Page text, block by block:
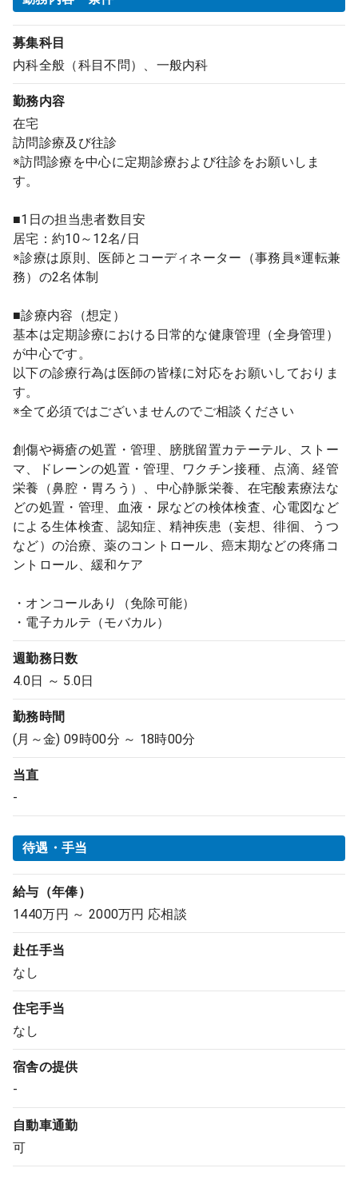
募集科目
内科全般（科目不問）、一般内科
勤務内容
在宅
訪問診療及び往診
※訪問診療を中心に定期診療および往診をお願いしま
す。
■1日の担当患者数目安
居宅：約10～12名/日
※診療は原則、医師とコーディネーター（事務員※運転兼
務）の2名体制
■診療内容（想定）
基本は定期診療における日常的な健康管理（全身管理）
が中心です。
以下の診療行為は医師の皆様に対応をお願いしておりま
す。
※全て必須ではございませんのでご相談ください
創傷や褥瘡の処置・管理、膀胱留置カテーテル、ストー
マ、ドレーンの処置・管理、ワクチン接種、点滴、経管
栄養（鼻腔・胃ろう）、中心静脈栄養、在宅酸素療法な
どの処置・管理、血液・尿などの検体検査、心電図など
による生体検査、認知症、精神疾患（妄想、徘徊、うつ
など）の治療、薬のコントロール、癌末期などの疼痛コ
ントロール、緩和ケア
・オンコールあり（免除可能）
・電子カルテ（モバカル）
週勤務日数
4.0日 ～ 5.0日
勤務時間
(月～金) 09時00分 ～ 18時00分
当直
-
待遇・手当
給与（年俸）
1440万円 ～ 2000万円 応相談
赴任手当
なし
住宅手当
なし
宿舎の提供
-
自動車通勤
可